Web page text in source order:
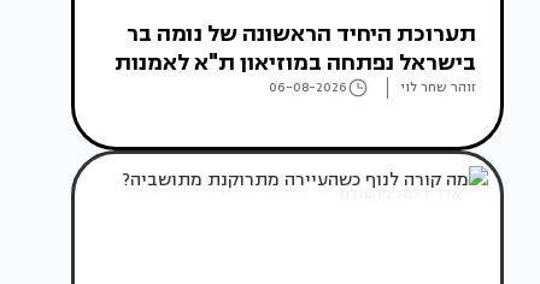
תערוכת היחיד הראשונה של נומה בר
בישראל נפתחה במוזיאון ת"א לאמנות
זוהר שחר לוי 06-08-2026
אדריכלות מהעולם